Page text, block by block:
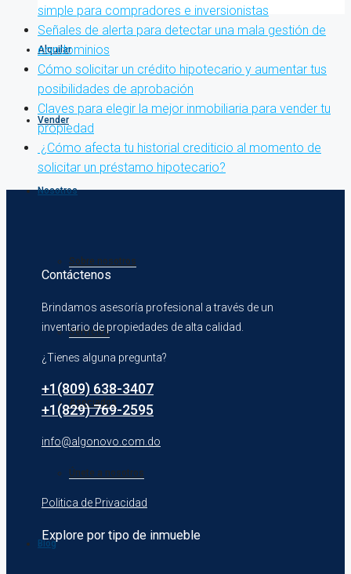
Alquilar
Vender
Nosotros
Sobre nosotros
Servicios
Asociados
Únete a nosotros
Blog
simple para compradores e inversionistas
Señales de alerta para detectar una mala gestión de
condominios
Cómo solicitar un crédito hipotecario y aumentar tus
posibilidades de aprobación
Claves para elegir la mejor inmobiliaria para vender tu
propiedad
¿Cómo afecta tu historial crediticio al momento de
solicitar un préstamo hipotecario?
Contáctenos
Brindamos asesoría profesional a través de un
inventario de propiedades de alta calidad.
¿Tienes alguna pregunta?
+1(809) 638-3407
+1(829) 769-2595
info@algonovo.com.do
Politica de Privacidad
Explore por tipo de inmueble